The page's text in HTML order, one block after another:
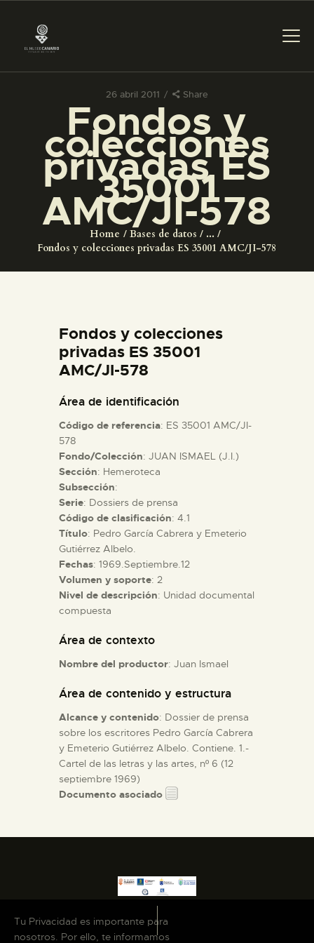
26 abril 2011 Share
Fondos y
colecciones
privadas ES
35001
AMC/JI-578
Home Bases de datos
...
Fondos y colecciones privadas ES 35001 AMC/JI-578
PREPARAR LA VISITA
ACTIVIDADES
█
EL MUSEO
DIDÁCTICA
ESPAÑOL
ACTIVIDADES
█
EL MUSEO
COLECCIONES
ESPAÑOL
Fondos y colecciones
privadas ES 35001
AMC/JI-578
Área de identificación
Código de referencia: ES 35001 AMC/JI-
578
Fondo/Colección: JUAN ISMAEL (J.I.)
Sección: Hemeroteca
Subsección:
Serie: Dossiers de prensa
Código de clasificación: 4.1
Título: Pedro García Cabrera y Emeterio
Gutiérrez Albelo.
Fechas: 1969.Septiembre.12
Volumen y soporte: 2
Nivel de descripción: Unidad documental
compuesta
Área de contexto
Nombre del productor: Juan Ismael
Área de contenido y estructura
Alcance y contenido: Dossier de prensa
sobre los escritores Pedro García Cabrera
y Emeterio Gutiérrez Albelo. Contiene. 1.-
Cartel de las letras y las artes, nº 6 (12
septiembre 1969)
Documento asociado
Tu Privacidad es importante para
nosotros. Por ello, te informamos